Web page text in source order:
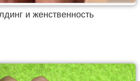
и женственность